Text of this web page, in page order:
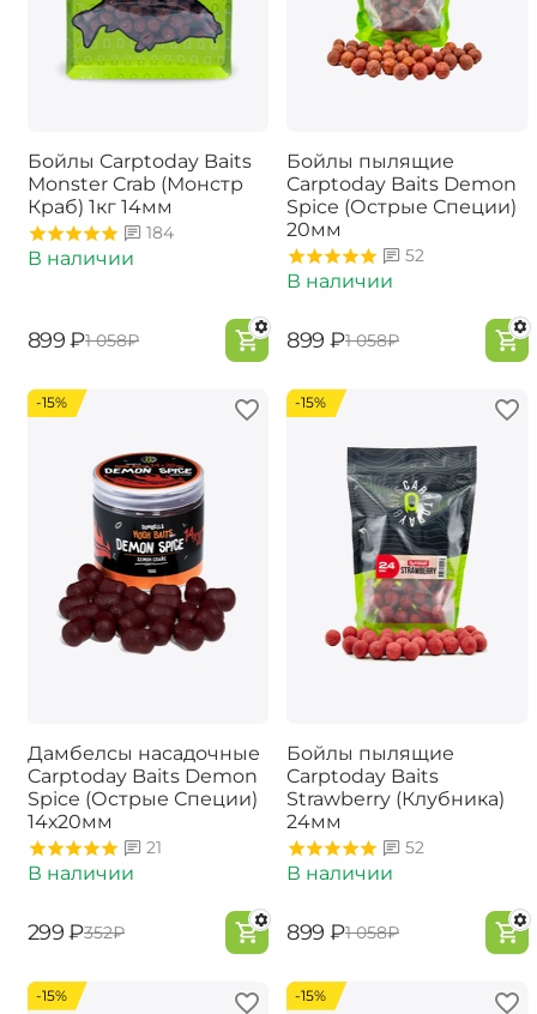
Бойлы Carptoday Baits
Monster Crab (Монстр
Краб) 1кг 14мм
184
В наличии
‍899‍ ₽‍1 058‍₽
Бойлы пылящие
Carptoday Baits Demon
Spice (Острые Специи)
20мм
52
В наличии
‍899‍ ₽‍1 058‍₽
-15%
Дамбелсы насадочные
Carptoday Baits Demon
Spice (Острые Специи)
14х20мм
21
В наличии
‍299‍ ₽‍352‍₽
-15%
Бойлы пылящие
Carptoday Baits
Strawberry (Клубника)
24мм
52
В наличии
‍899‍ ₽‍1 058‍₽
-15% -15%